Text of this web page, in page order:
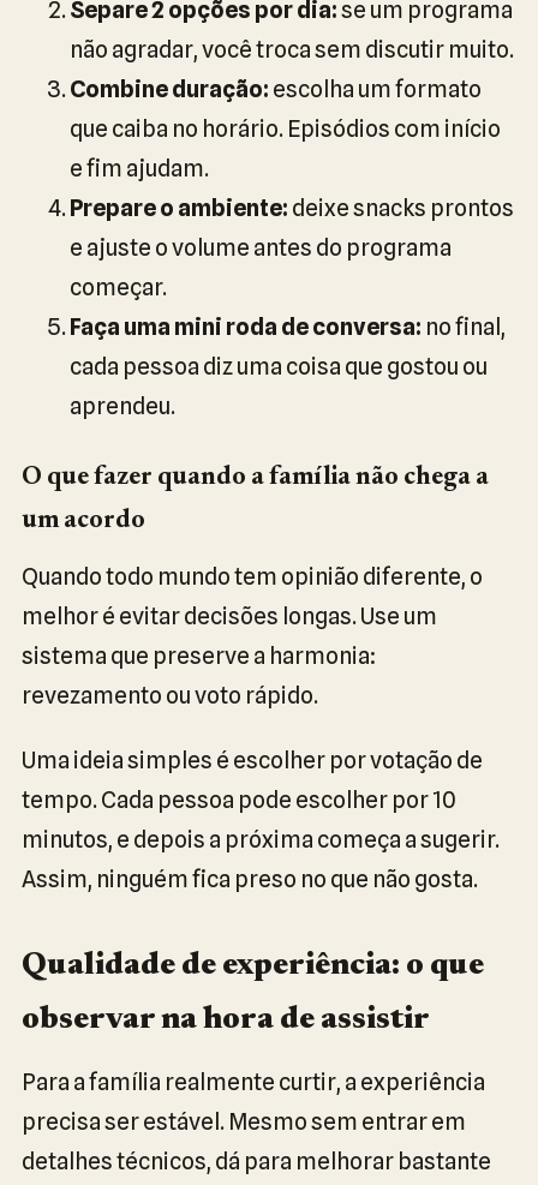
Separe 2 opções por dia:se um programa
não agradar, você troca sem discutir muito.
Combine duração: escolha um formato
que caiba no horário. Episódios com início
e fim ajudam.
Prepare o ambiente: deixe snacks prontos
e ajuste o volume antes do programa
começar.
Faça uma mini roda de conversa: no final,
cada pessoa diz uma coisa que gostou ou
aprendeu.
O que fazer quando a família não chega a
um acordo
Quando todo mundo tem opinião diferente, o
melhor é evitar decisões longas. Use um
sistema que preserve a harmonia:
revezamento ou voto rápido.
Uma ideia simples é escolher por votação de
tempo. Cada pessoa pode escolher por 10
minutos, e depois a próxima começa a sugerir.
Assim, ninguém fica preso no que não gosta.
Qualidade de experiência: o que
observar na hora de assistir
Para a família realmente curtir, a experiência
precisa ser estável. Mesmo sem entrar em
detalhes técnicos, dá para melhorar bastante